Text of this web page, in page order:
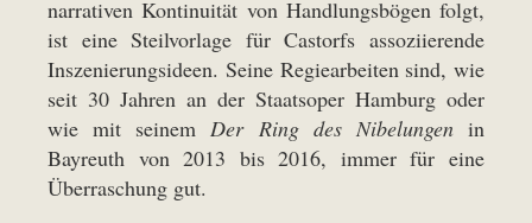
narrativen Kontinuität von Handlungsbögen folgt,
ist eine Steilvorlage für Castorfs assoziierende
Inszenierungsideen. Seine Regiearbeiten sind, wie
seit 30 Jahren an der Staatsoper Hamburg oder
wie mit seinemDer Ring des Nibelungenin
Bayreuth von 2013 bis 2016, immer für eine
Überraschung gut.